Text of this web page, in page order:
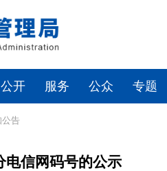
公开 服务 公众 专题
公告
电信网码号的公示